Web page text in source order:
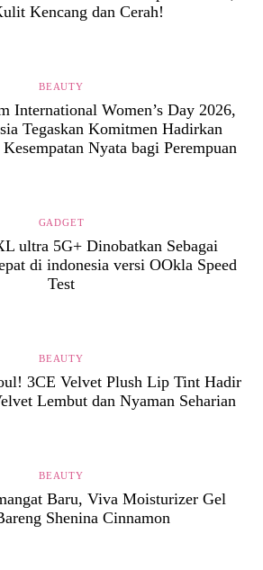
Kencang dan Cerah!
BEAUTY
International Women’s Day 2026,
Tegaskan Komitmen Hadirkan
Nyata bagi Perempuan
GADGET
ultra 5G+ Dinobatkan Sebagai
di indonesia versi OOkla Speed
Test
BEAUTY
3CE Velvet Plush Lip Tint Hadir
Lembut dan Nyaman Seharian
BEAUTY
Baru, Viva Moisturizer Gel
Shenina Cinnamon